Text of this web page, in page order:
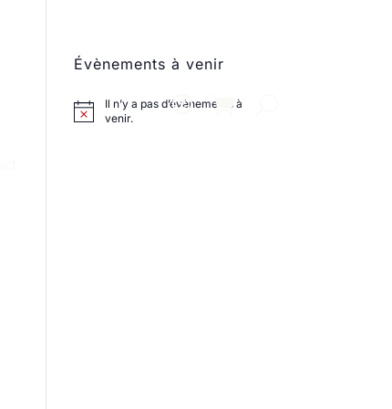
Évènements à venir
Il n’y a pas d’évènements à
venir.